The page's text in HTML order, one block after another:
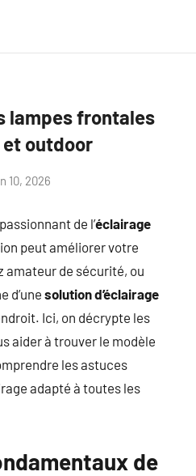
lampes frontales
et outdoor
10, 2026
de l’éclairage
peut améliorer votre
amateur de sécurité, ou
d’une solution d’éclairage
Ici, on décrypte les
aider à trouver le modèle
les astuces
adapté à toutes les
de